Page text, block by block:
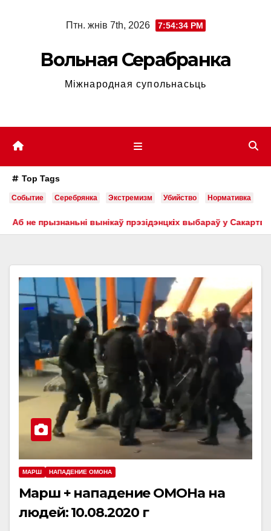
Птн. жнів 7th, 2026 7:54:35 PM
Вольная Серабранка
Міжнародная супольнасьць
Top Tags
Событие Серебрянка Экстремизм Убийство Нормативка
прызнаньні вынікаў прэзідэнцкіх выбараў у Сакартвэла ад
МАРШ НАПАДЕНИЕ ОМОНА
Марш + нападение ОМОНа на
людей: 10.08.2020 г